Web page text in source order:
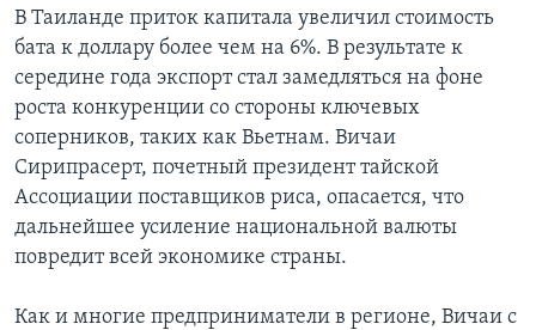
В Таиланде приток капитала увеличил стоимость
бата к доллару более чем на 6%. В результате к
середине года экспорт стал замедляться на фоне
роста конкуренции со стороны ключевых
соперников, таких как Вьетнам. Вичаи
Сирипрасерт, почетный президент тайской
Ассоциации поставщиков риса, опасается, что
дальнейшее усиление национальной валюты
повредит всей экономике страны.
Как и многие предприниматели в регионе, Вичаи с